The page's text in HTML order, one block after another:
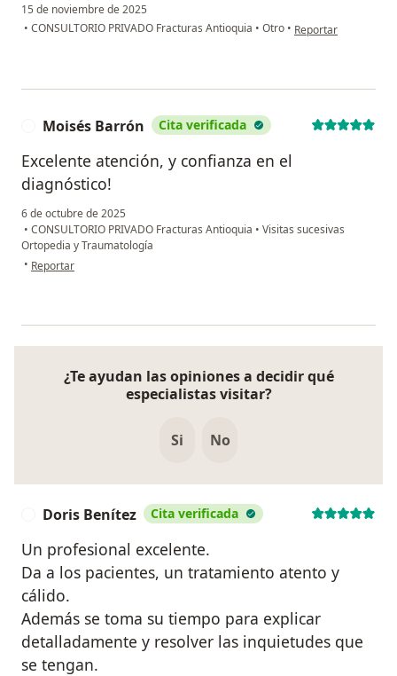
15 de noviembre de 2025
• CONSULTORIO PRIVADO Fracturas Antioquia • Otro • en opinión del
Reportar
Moisés Barrón Cita verificada
Excelente atención, y confianza en el
diagnóstico!
6 de octubre de 2025
• CONSULTORIO PRIVADO Fracturas Antioquia • Visitas sucesivas
Ortopedia y Traumatología
• en opinión del usuario Moisés Barrón
Reportar
¿Te ayudan las opiniones a decidir qué
especialistas visitar?
Si No
Doris Benítez Cita verificada
Un profesional excelente.
Da a los pacientes, un tratamiento atento y
cálido.
Además se toma su tiempo para explicar
detalladamente y resolver las inquietudes que
se tengan.